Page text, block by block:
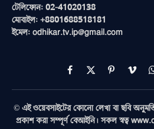
টেলিফোন: 02-41020138
মোবাইল: +8801688518181
ইমেল: odhikar.tv.ip@gmail.com
Facebook
X
(Twitter)
Pinterest
© এই ওয়েবসাইটের কোনো লেখা বা ছবি
প্রকাশ করা সম্পূর্ণ বেআইনি। সকল স্বত্ব